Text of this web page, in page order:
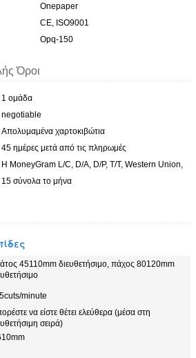
Onepaper
CE, ISO9001
Opq-150
Όροι
1 ομάδα
negotiable
Απολυμαμένα χαρτοκιβώτια
45 ημέρες μετά από τις πληρωμές
Η MoneyGram L/C, D/A, D/P, T/T, Western Union,
15 σύνολα το μήνα
45110mm διευθετήσιμο, πάχος 80120mm
minute
να είστε θέτει ελεύθερα (μέσα στη
σειρά)